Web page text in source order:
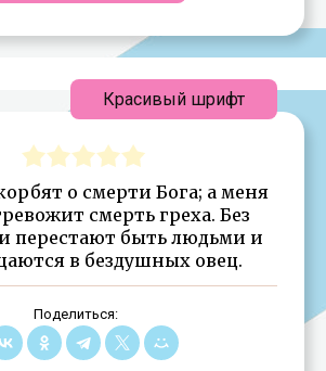
о смерти Бога; а меня
смерть греха. Без
перестают быть людьми и
в бездушных овец.
Поделиться:
Красивый шрифт